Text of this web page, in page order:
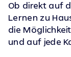
Ob direkt auf
Lernen zu
die
und auf jede